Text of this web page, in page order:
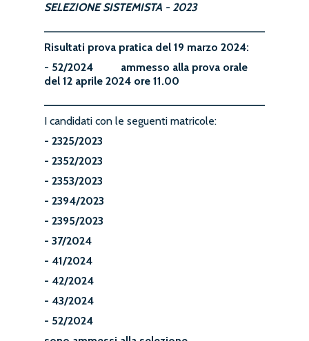
SELEZIONE SISTEMISTA - 2023
Risultati prova pratica del 19 marzo 2024:
- 52/2024 ammesso alla prova orale
del 12 aprile 2024 ore 11.00
I candidati con le seguenti matricole:
- 2325/2023
- 2352/2023
- 2353/2023
- 2394/2023
- 2395/2023
- 37/2024
- 41/2024
- 42/2024
- 43/2024
- 52/2024